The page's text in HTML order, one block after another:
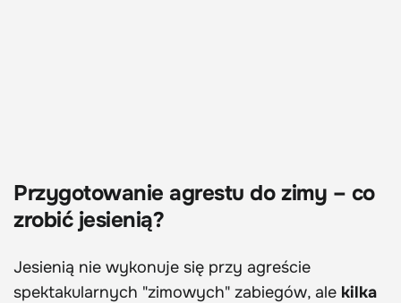
Przygotowanie agrestu do zimy – co
zrobić jesienią?
Jesienią nie wykonuje się przy agreście
spektakularnych "zimowych" zabiegów, ale kilka